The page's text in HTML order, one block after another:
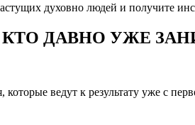
духовно людей и получите
ДАВНО УЖЕ
ведут к результату уже с